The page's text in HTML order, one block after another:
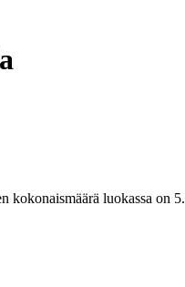
kokonaismäärä luokassa on 5.